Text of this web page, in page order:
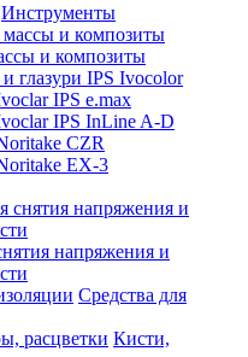
Инструменты
и композиты
глазури IPS Ivocolor
IPS e.max
IPS InLine A-D
CZR
EX-3
напряжения и
Средства для
Кисти,